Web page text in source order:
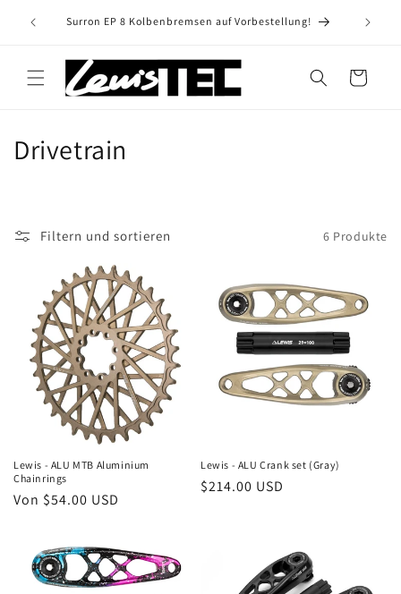
zum
Surron EP 8 Kolbenbremsen auf Vorbestellung!
Warenkorb
K
e
:
Drivetrain
Filtern und sortieren 6 Produkte
Lewis - ALU MTB Aluminium
Chainrings
Normaler
Von $54.00 USD
Lewis - ALU Crank set (Gray)
Normaler
$214.00 USD